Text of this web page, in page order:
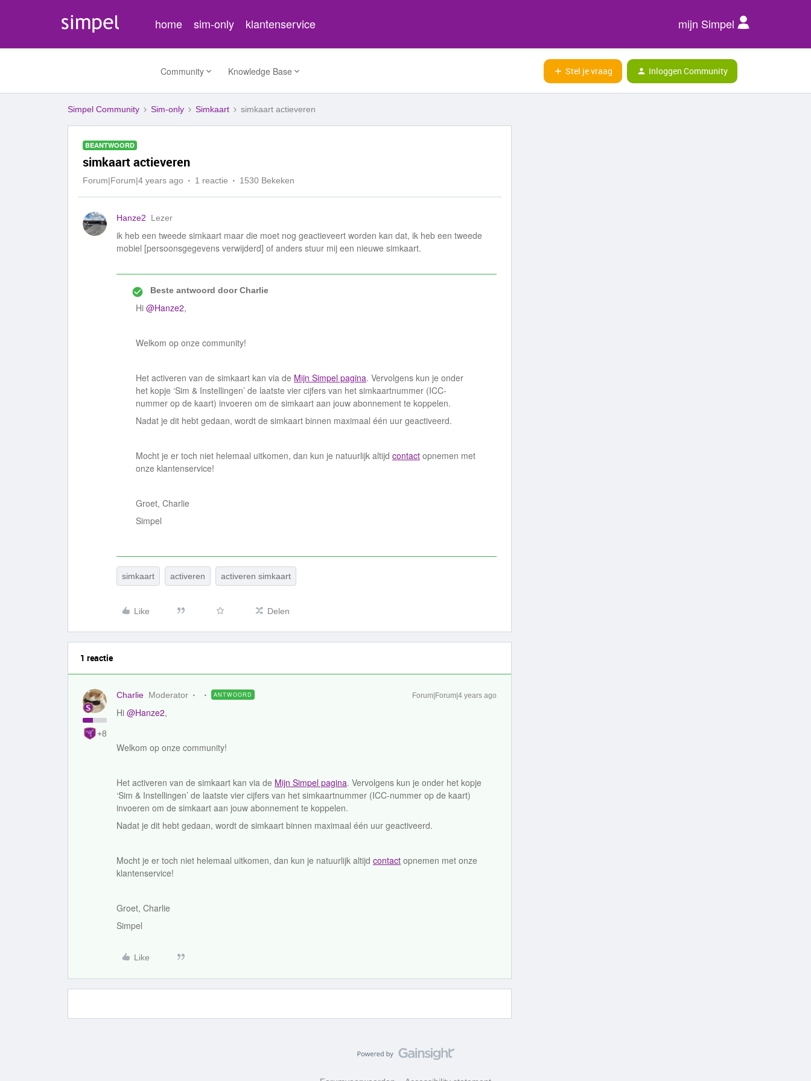
home sim-only klantenservice mijn Simpel
Community Knowledge Base Stel je vraag Inloggen Community
Simpel Community Sim-only Simkaart simkaart actieveren
BEANTWOORD
simkaart actieveren
Forum|Forum|4 years ago 1 reactie 1530 Bekeken
Hanze2 Lezer
ik heb een tweede simkaart maar die moet nog geactieveert worden kan dat, ik heb een tweede
mobiel [persoonsgegevens verwijderd] of anders stuur mij een nieuwe simkaart.
Beste antwoord doorCharlie
Hi @Hanze2,
Welkom op onze community!
Het activeren van de simkaart kan via de Mijn Simpel pagina. Vervolgens kun je onder
het kopje ‘Sim & Instellingen’ de laatste vier cijfers van het simkaartnummer (ICC-
nummer op de kaart) invoeren om de simkaart aan jouw abonnement te koppelen.
Nadat je dit hebt gedaan, wordt de simkaart binnen maximaal één uur geactiveerd.
Mocht je er toch niet helemaal uitkomen, dan kun je natuurlijk altijd contact opnemen met
onze klantenservice!
Groet, Charlie
Simpel
simkaart activeren activeren simkaart
Like Delen
1 reactie
+8
Charlie Moderator ANTWOORD Forum|Forum|4 years ago
Hi @Hanze2,
Welkom op onze community!
Het activeren van de simkaart kan via de Mijn Simpel pagina. Vervolgens kun je onder het kopje
‘Sim & Instellingen’ de laatste vier cijfers van het simkaartnummer (ICC-nummer op de kaart)
invoeren om de simkaart aan jouw abonnement te koppelen.
Nadat je dit hebt gedaan, wordt de simkaart binnen maximaal één uur geactiveerd.
Mocht je er toch niet helemaal uitkomen, dan kun je natuurlijk altijd contact opnemen met onze
klantenservice!
Groet, Charlie
Simpel
Like